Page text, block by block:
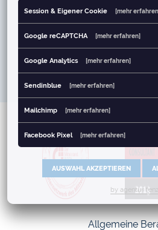
Allgemeine
Session & Eigener Cookie [mehr
Google reCAPTCHA [mehr erfahren]
Google Analytics [mehr erfahren]
Sendinblue [mehr erfahren]
Mailchimp [mehr erfahren]
Facebook Pixel [mehr erfahren]
by agentur
AUSWAHL AKZEPTIEREN